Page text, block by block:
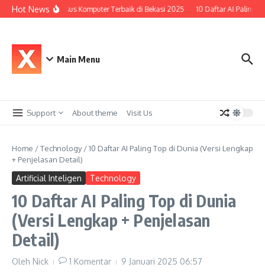
Lewati ke konten
Hot News
Top 10 Kursus Komputer Terbaik di Bekasi 2025 10 Daftar AI Paling
Main Menu
Support About theme Visit Us
Home /Technology/10 Daftar AI Paling Top di Dunia (Versi Lengkap
+ Penjelasan Detail)
Artificial Inteligen Technology
10 Daftar AI Paling Top di Dunia
(Versi Lengkap + Penjelasan
Detail)
Oleh Nick 1 Komentar 9 Januari 2025 06:57